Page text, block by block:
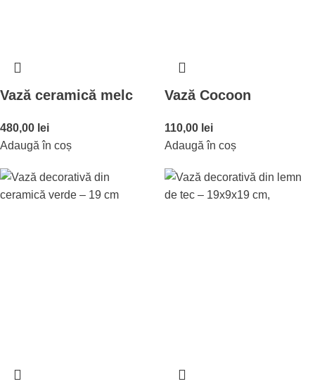
Vază ceramică melc
480,00 lei
Adaugă în coș
Vază Cocoon
110,00 lei
Adaugă în coș